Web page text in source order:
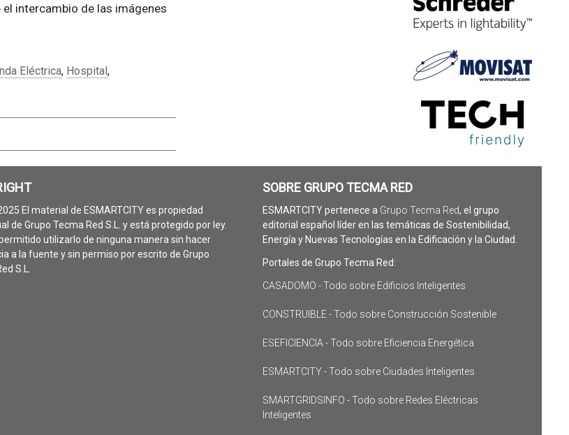
intercambio de las imágenes
Eléctrica, Hospital,
El material de ESMARTCITY es propiedad
de Grupo Tecma Red S.L. y está protegido por ley.
utilizarlo de ninguna manera sin hacer
a la fuente y sin permiso por escrito de Grupo
S.L.
SOBRE GRUPO TECMA RED
ESMARTCITY pertenece a Grupo Tecma Red, el grupo
editorial español líder en las temáticas de Sostenibilidad,
Energía y Nuevas Tecnologías en la Edificación y la Ciudad.
Portales de Grupo Tecma Red:
CASADOMO - Todo sobre Edificios Inteligentes
CONSTRUIBLE - Todo sobre Construcción Sostenible
ESEFICIENCIA - Todo sobre Eficiencia Energética
ESMARTCITY - Todo sobre Ciudades Inteligentes
SMARTGRIDSINFO - Todo sobre Redes Eléctricas
Inteligentes